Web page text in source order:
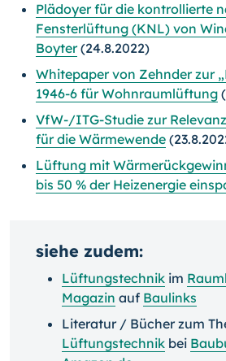
Plädoyer für die kontrollierte
Fensterlüftung (KNL) von
Boyter(24.8.2022)
Whitepaper von Zehnder zur
1946-6 für Wohnraumlüftung
VfW-/ITG-Studie zur
für die Wärmewende
Lüftung mit
bis 50 % der Heizenergie
siehe zudem:
Lüftungstechnik im
Magazin auf Baulinks
Literatur / Bücher zum
Lüftungstechnik bei